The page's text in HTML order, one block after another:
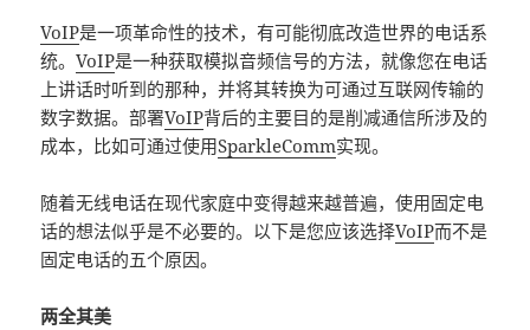
VoIP是一项革命性的技术，有可能彻底改造世界的电话系
统。VoIP是一种获取模拟音频信号的方法，就像您在电话
上讲话时听到的那种，并将其转换为可通过互联网传输的
数字数据。部署VoIP背后的主要目的是削减通信所涉及的
成本，比如可通过使用SparkleComm实现。
随着无线电话在现代家庭中变得越来越普遍，使用固定电
话的想法似乎是不必要的。以下是您应该选择VoIP而不是
固定电话的五个原因。
两全其美